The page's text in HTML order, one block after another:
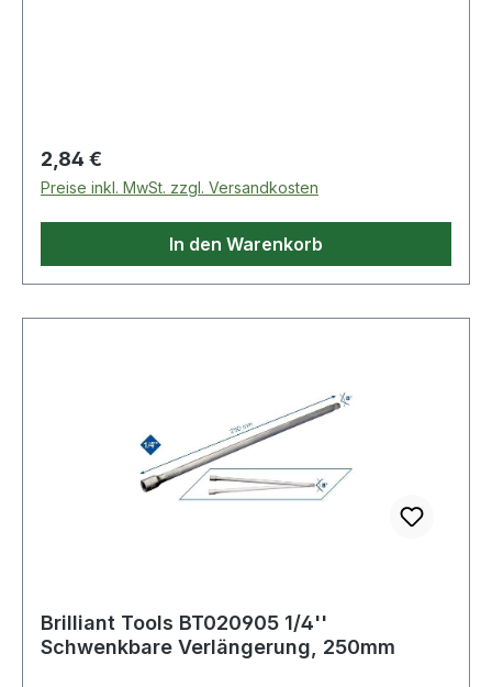
Regulärer Preis:
2,84 €
Preise inkl. MwSt. zzgl. Versandkosten
In den Warenkorb
Brilliant Tools BT020905 1/4''
Schwenkbare Verlängerung, 250mm